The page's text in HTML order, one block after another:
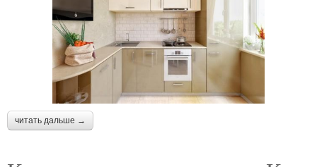
читать дальше →